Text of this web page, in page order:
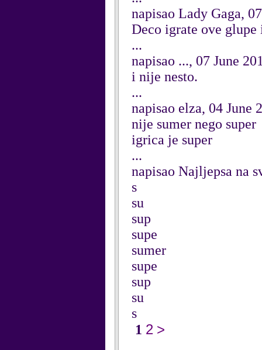
napisao Lady Gaga,
Deco igrate ove
...
napisao ..., 07 June
i nije nesto.
...
napisao elza, 04 June
nije sumer nego super
igrica je super
...
napisao Najljepsa na
s
su
sup
supe
sumer
supe
sup
su
s
1 2 >